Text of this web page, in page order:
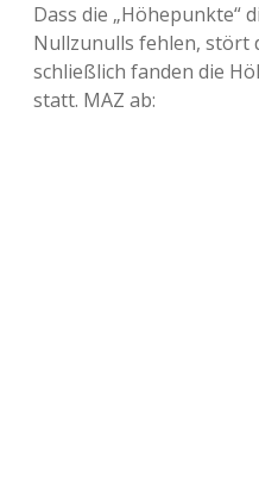
Dass die „Höhepunkte“
Nullzunulls fehlen, stört
schließlich fanden die
statt. MAZ ab: